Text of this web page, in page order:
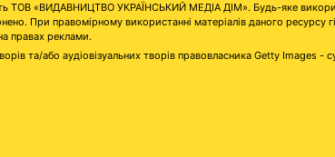
ТОВ «ВИДАВНИЦТВО УКРАЇНСЬКИЙ МЕДІА ДІМ». Будь-яке
При правомірному використанні матеріалів даного ресурсу
правах реклами.
та/або аудіовізуальних творів правовласника Getty Images -